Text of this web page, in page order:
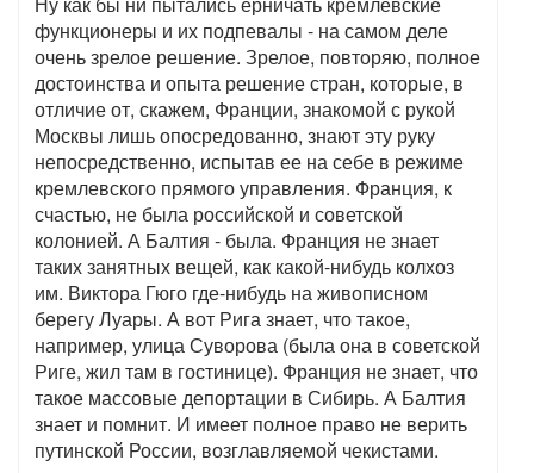
функционеры и их подпевалы - на самом деле
очень зрелое решение. Зрелое, повторяю, полное
достоинства и опыта решение стран, которые, в
отличие от, скажем, Франции, знакомой с рукой
Москвы лишь опосредованно, знают эту руку
непосредственно, испытав ее на себе в режиме
кремлевского прямого управления. Франция, к
счастью, не была российской и советской
колонией. А Балтия - была. Франция не знает
таких занятных вещей, как какой-нибудь колхоз
им. Виктора Гюго где-нибудь на живописном
берегу Луары. А вот Рига знает, что такое,
например, улица Суворова (была она в советской
Риге, жил там в гостинице). Франция не знает, что
такое массовые депортации в Сибирь. А Балтия
знает и помнит. И имеет полное право не верить
путинской России, возглавляемой чекистами.